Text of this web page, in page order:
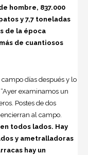
hombre, 837.000
y 7,7 toneladas
de la época
de cuantiosos
días después y lo
examinamos un
Postes de dos
al campo.
todos lados. Hay
y ametralladoras
hay un